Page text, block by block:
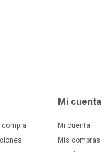
Mi cuenta
Mi cuenta
Mis compras